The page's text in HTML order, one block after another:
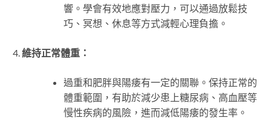
響。學會有效地應對壓力，可以通過放鬆技
巧、冥想、休息等方式減輕心理負擔。
維持正常體重：
過重和肥胖與陽痿有一定的關聯。保持正常的
體重範圍，有助於減少患上糖尿病、高血壓等
慢性疾病的風險，進而減低陽痿的發生率。